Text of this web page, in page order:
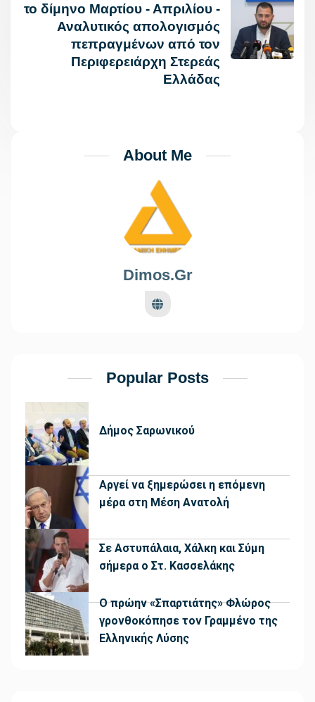
το δίμηνο Μαρτίου - Απριλίου -
Αναλυτικός απολογισμός
πεπραγμένων από τον
Περιφερειάρχη Στερεάς
Ελλάδας
About Me
Dimos.gr
Popular Posts
Δήμος Σαρωνικού
Αργεί να ξημερώσει η επόμενη
μέρα στη Μέση Ανατολή
Σε Αστυπάλαια, Χάλκη και Σύμη
σήμερα ο Στ. Κασσελάκης
Ο πρώην «Σπαρτιάτης» Φλώρος
γρονθοκόπησε τον Γραμμένο της
Ελληνικής Λύσης